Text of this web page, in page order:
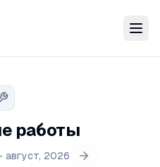
работы
2026